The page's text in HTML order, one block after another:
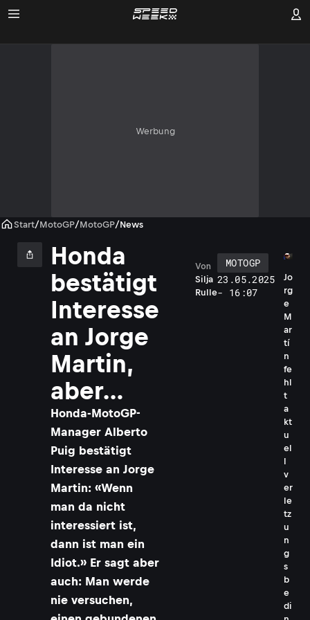
Werbung
Start/MotoGP/MotoGP/News
Honda
bestätigt
Interesse
an Jorge
Martin,
aber…
Honda-MotoGP-
Manager Alberto
Puig bestätigt
Interesse an Jorge
Martin: «Wenn
man da nicht
interessiert ist,
dann ist man ein
Idiot.» Er sagt aber
auch: Man werde
nie versuchen,
Silja
Rulle
Von
MOTOGP
23.05.2025
- 16:07
Jo
rg
e
M
ar
tí
n
fe
hl
t
a
kt
u
el
l
v
er
le
tz
u
n
g
s
b
e
di